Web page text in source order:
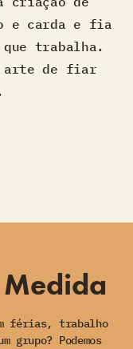
e carda e fia
que trabalha.
arte de fiar
férias, trabalho
grupo? Podemos